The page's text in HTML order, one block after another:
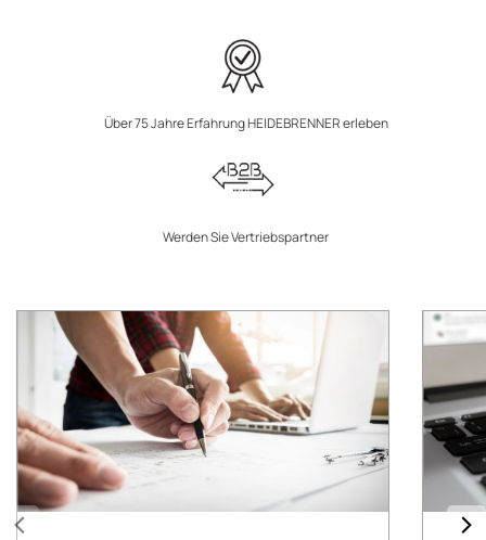
Über 75 Jahre Erfahrung HEIDEBRENNER erleben
Werden Sie Vertriebspartner